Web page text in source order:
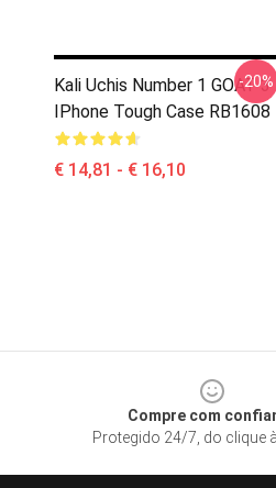
Kali Uchis Number 1 GOAT 3
IPhone Tough Case RB1608
€ 14,81 - € 16,10
-20%
Compre com
Protegido 24/7, do clique